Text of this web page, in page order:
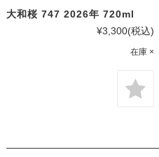
大和桜 747 2026年 720ml
¥3,300(税込)
在庫 ×